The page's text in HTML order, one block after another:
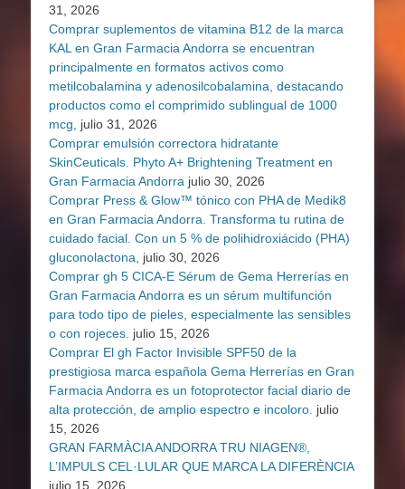
31, 2026
Comprar suplementos de vitamina B12 de la marca
KAL en Gran Farmacia Andorra se encuentran
principalmente en formatos activos como
metilcobalamina y adenosilcobalamina, destacando
productos como el comprimido sublingual de 1000
mcg,
julio 31, 2026
Comprar emulsión correctora hidratante
SkinCeuticals. Phyto A+ Brightening Treatment en
Gran Farmacia Andorra julio 30, 2026
Comprar Press & Glow™ tónico con PHA de Medik8
en Gran Farmacia Andorra. Transforma tu rutina de
cuidado facial. Con un 5 % de polihidroxiácido (PHA)
gluconolactona,
julio 30, 2026
Comprar gh 5 CICA-E Sérum de Gema Herrerías en
Gran Farmacia Andorra es un sérum multifunción
para todo tipo de pieles, especialmente las sensibles
o con rojeces. julio 15, 2026
Comprar El gh Factor Invisible SPF50 de la
prestigiosa marca española Gema Herrerías en Gran
Farmacia Andorra es un fotoprotector facial diario de
alta protección, de amplio espectro e incoloro. julio
15, 2026
GRAN FARMÀCIA ANDORRA TRU NIAGEN®,
L’IMPULS CEL·LULAR QUE MARCA LA DIFERÈNCIA
julio 15, 2026